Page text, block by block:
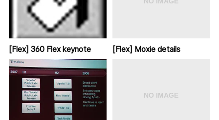
[Flex] 360 Flex keynote [Flex] Moxie details